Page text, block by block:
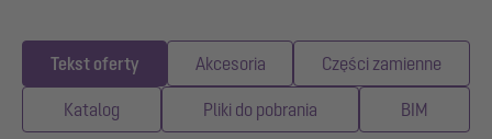
Tekst oferty Akcesoria Części zamienne
Katalog Pliki do pobrania BIM